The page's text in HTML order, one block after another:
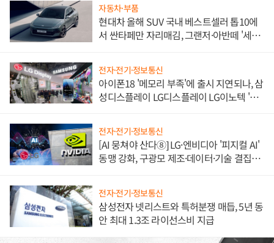
자동차·부품
현대차 올해 SUV 국내 베스트셀러 톱10에
서 싼타페만 자리매김, 그랜저·아반떼 '세단
전자·전기·정보통신
아이폰18 '메모리 부족'에 출시 지연되나, 삼
성디스플레이 LG디스플레이 LG이노텍 '탈
전자·전기·정보통신
[AI 뭉쳐야 산다⑧] LG·엔비디아 '피지컬 AI'
동맹 강화, 구광모 제조·데이터·기술 결집
전자·전기·정보통신
삼성전자 넷리스트와 특허분쟁 매듭, 5년 동
안 최대 1.3조 라이선스비 지급